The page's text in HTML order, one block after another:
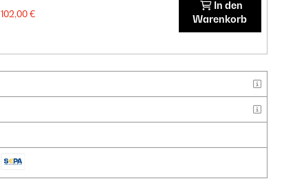
102,00 €
In den
Warenkorb